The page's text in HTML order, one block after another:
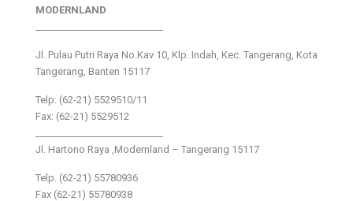
MODERNLAND
Jl. Pulau Putri Raya No.Kav 10, Klp. Indah, Kec. Tangerang, Kota
Tangerang, Banten 15117
Telp: (62-21) 5529510/11
Fax: (62-21) 5529512
Jl. Hartono Raya ,Modernland – Tangerang 15117
Telp. (62-21) 55780936
Fax (62-21) 55780938